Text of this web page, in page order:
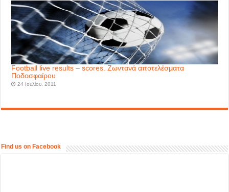
Football live results – scores. Ζωντανά αποτελέσματα
Ποδοσφαίρου
24 Ιουλίου, 2011
Find us on Facebook